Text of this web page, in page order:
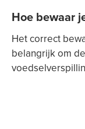
Hoe bewaar
Het correct
belangrijk om